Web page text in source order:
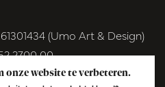
(Umo Art & Design)
2700 00
onze website te verbeteren.